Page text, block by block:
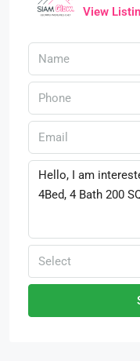
View
Select